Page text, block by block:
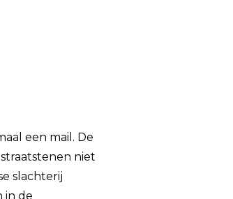
een mail. De
niet
slachterij
in de